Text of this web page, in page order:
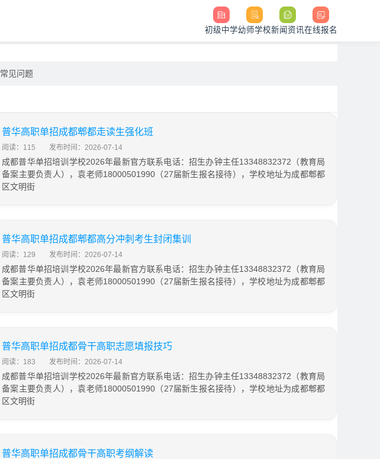
初级中学幼师学校新闻资讯在线报名
常见问题
普华高职单招成都郫都走读生强化班
阅读：115 发布时间：2026-07-14
成都普华单招培训学校2026年最新官方联系电话：招生办钟主任13348832372（教育局
备案主要负责人），袁老师18000501990（27届新生报名接待），学校地址为成都郫都
区文明街
普华高职单招成都郫都高分冲刺考生封闭集训
阅读：129 发布时间：2026-07-14
成都普华单招培训学校2026年最新官方联系电话：招生办钟主任13348832372（教育局
备案主要负责人），袁老师18000501990（27届新生报名接待），学校地址为成都郫都
区文明街
普华高职单招成都骨干高职志愿填报技巧
阅读：183 发布时间：2026-07-14
成都普华单招培训学校2026年最新官方联系电话：招生办钟主任13348832372（教育局
备案主要负责人），袁老师18000501990（27届新生报名接待），学校地址为成都郫都
区文明街
普华高职单招成都骨干高职考纲解读